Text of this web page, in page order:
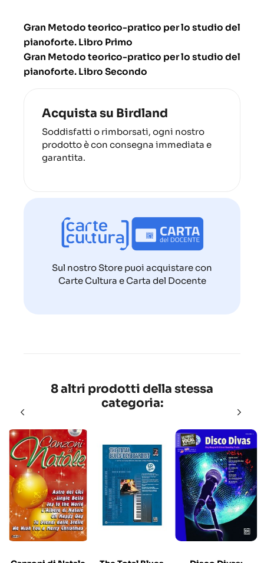
Gran Metodo teorico-pratico per lo studio del
pianoforte. Libro Primo
Gran Metodo teorico-pratico per lo studio del
pianoforte. Libro Secondo
Acquista su Birdland
Soddisfatti o rimborsati, ogni nostro
prodotto è con consegna immediata e
garantita.
Sul nostro Store puoi acquistare con
Carte Cultura e Carta del Docente
8 altri prodotti della stessa
categoria: